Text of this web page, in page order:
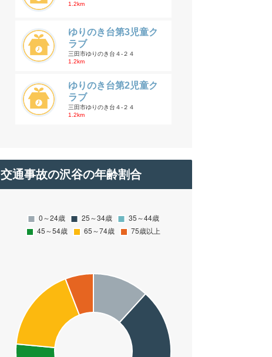
1.2km
ゆりのき台第3児童ク
ラブ
三田市ゆりのき台４-２４
1.2km
ゆりのき台第2児童ク
ラブ
三田市ゆりのき台４-２４
1.2km
交通事故の沢谷の年齢割合